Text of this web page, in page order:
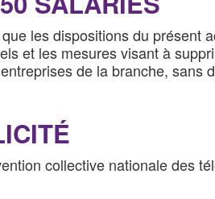
les dispositions du présent
et les mesures visant à
de la branche, sans
collective nationale des